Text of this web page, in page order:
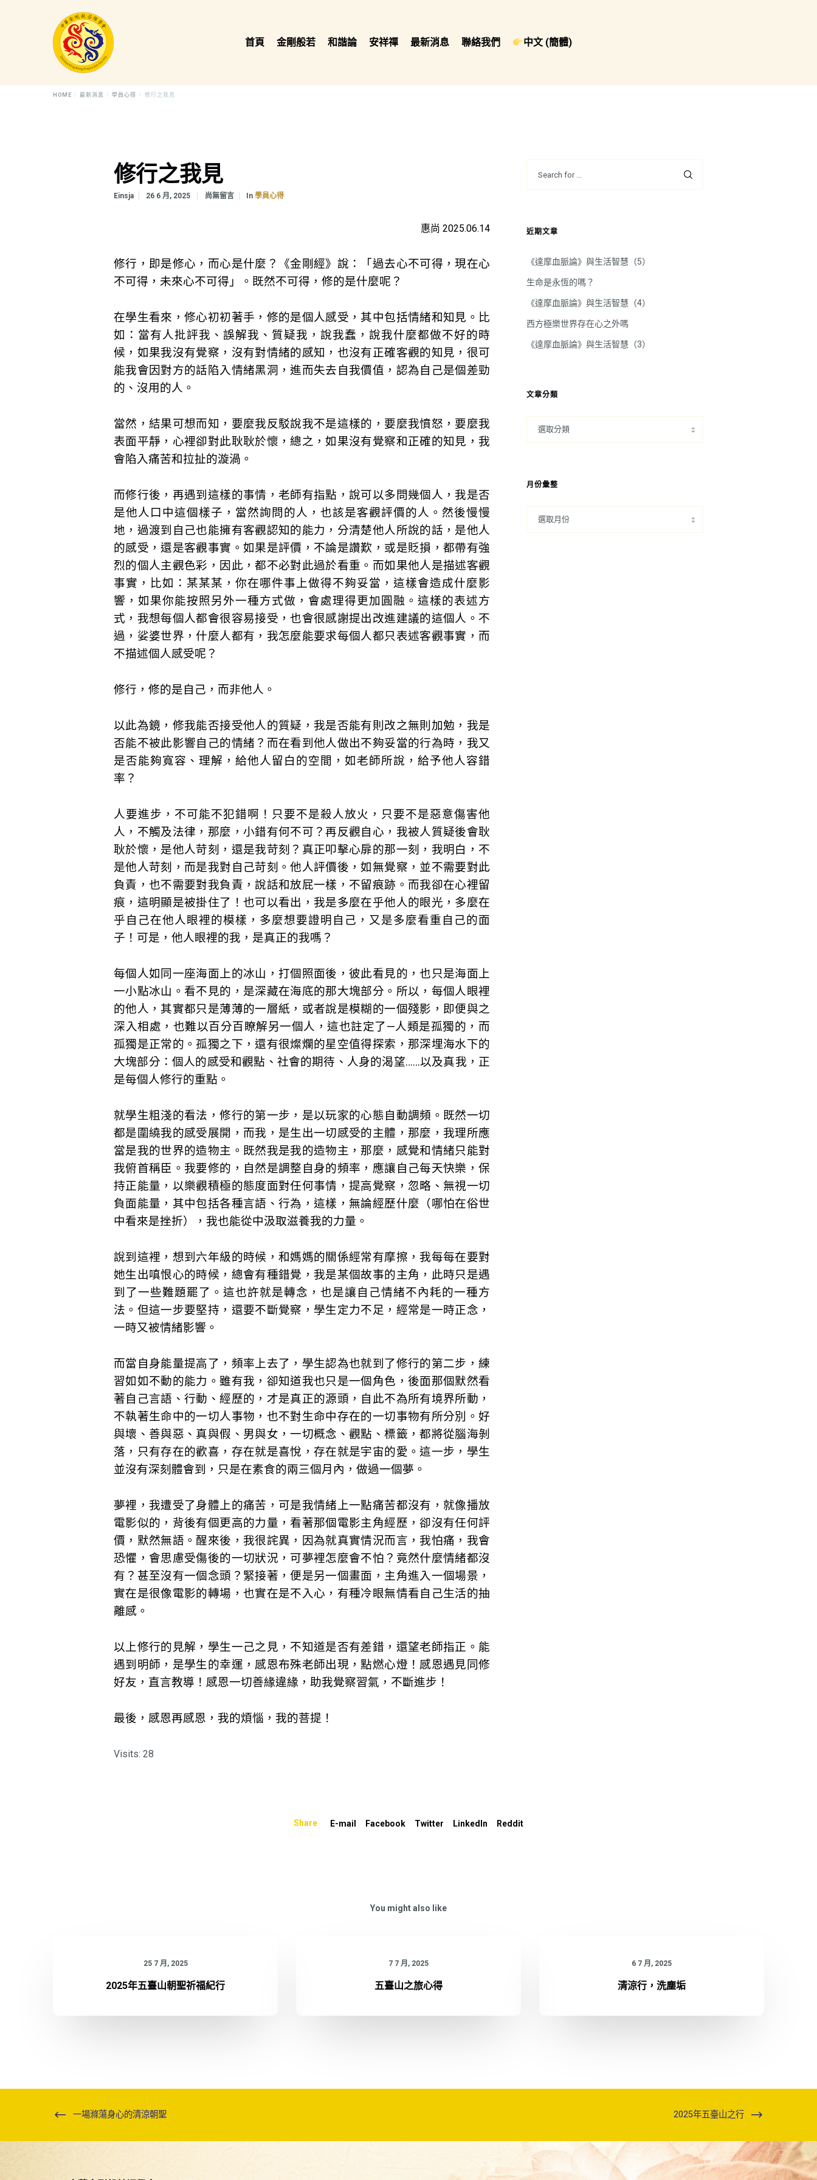
首頁 金剛般若 和諧論 安祥禪 最新消息 聯絡我們 中文 (簡體)
HOME 最新消息 學員心得 修行之我見
修行之我見
Einsja 26 6 月, 2025 尚無留言 In學員心得
惠尚 2025.06.14
修行，即是修心，而心是什麼？《金剛經》說：「過去心不可得，現在心
不可得，未來心不可得」。既然不可得，修的是什麼呢？
在學生看來，修心初初著手，修的是個人感受，其中包括情緒和知見。比
如：當有人批評我、誤解我、質疑我，說我蠢，說我什麼都做不好的時
候，如果我沒有覺察，沒有對情緒的感知，也沒有正確客觀的知見，很可
能我會因對方的話陷入情緒黑洞，進而失去自我價值，認為自己是個差勁
的、沒用的人。
當然，結果可想而知，要麼我反駁說我不是這樣的，要麼我憤怒，要麼我
表面平靜，心裡卻對此耿耿於懷，總之，如果沒有覺察和正確的知見，我
會陷入痛苦和拉扯的漩渦。
而修行後，再遇到這樣的事情，老師有指點，說可以多問幾個人，我是否
是他人口中這個樣子，當然詢問的人，也該是客觀評價的人。然後慢慢
地，過渡到自己也能擁有客觀認知的能力，分清楚他人所說的話，是他人
的感受，還是客觀事實。如果是評價，不論是讚歎，或是貶損，都帶有強
烈的個人主觀色彩，因此，都不必對此過於看重。而如果他人是描述客觀
事實，比如：某某某，你在哪件事上做得不夠妥當，這樣會造成什麼影
響，如果你能按照另外一種方式做，會處理得更加圓融。這樣的表述方
式，我想每個人都會很容易接受，也會很感謝提出改進建議的這個人。不
過，娑婆世界，什麼人都有，我怎麼能要求每個人都只表述客觀事實，而
不描述個人感受呢？
修行，修的是自己，而非他人。
以此為鏡，修我能否接受他人的質疑，我是否能有則改之無則加勉，我是
否能不被此影響自己的情緒？而在看到他人做出不夠妥當的行為時，我又
是否能夠寬容、理解，給他人留白的空間，如老師所說，給予他人容錯
率？
人要進步，不可能不犯錯啊！只要不是殺人放火，只要不是惡意傷害他
人，不觸及法律，那麼，小錯有何不可？再反觀自心，我被人質疑後會耿
耿於懷，是他人苛刻，還是我苛刻？真正叩擊心扉的那一刻，我明白，不
是他人苛刻，而是我對自己苛刻。他人評價後，如無覺察，並不需要對此
負責，也不需要對我負責，說話和放屁一樣，不留痕跡。而我卻在心裡留
痕，這明顯是被掛住了！也可以看出，我是多麼在乎他人的眼光，多麼在
乎自己在他人眼裡的模樣，多麼想要證明自己，又是多麼看重自己的面
子！可是，他人眼裡的我，是真正的我嗎？
每個人如同一座海面上的冰山，打個照面後，彼此看見的，也只是海面上
一小點冰山。看不見的，是深藏在海底的那大塊部分。所以，每個人眼裡
的他人，其實都只是薄薄的一層紙，或者說是模糊的一個殘影，即便與之
深入相處，也難以百分百瞭解另一個人，這也註定了—人類是孤獨的，而
孤獨是正常的。孤獨之下，還有很燦爛的星空值得探索，那深埋海水下的
大塊部分：個人的感受和觀點、社會的期待、人身的渴望……以及真我，正
是每個人修行的重點。
就學生粗淺的看法，修行的第一步，是以玩家的心態自動調頻。既然一切
都是圍繞我的感受展開，而我，是生出一切感受的主體，那麼，我理所應
當是我的世界的造物主。既然我是我的造物主，那麼，感覺和情緒只能對
我俯首稱臣。我要修的，自然是調整自身的頻率，應讓自己每天快樂，保
持正能量，以樂觀積極的態度面對任何事情，提高覺察，忽略、無視一切
負面能量，其中包括各種言語、行為，這樣，無論經歷什麼（哪怕在俗世
中看來是挫折），我也能從中汲取滋養我的力量。
說到這裡，想到六年級的時候，和媽媽的關係經常有摩擦，我每每在要對
她生出嗔恨心的時候，總會有種錯覺，我是某個故事的主角，此時只是遇
到了一些難題罷了。這也許就是轉念，也是讓自己情緒不內耗的一種方
法。但這一步要堅持，還要不斷覺察，學生定力不足，經常是一時正念，
一時又被情緒影響。
而當自身能量提高了，頻率上去了，學生認為也就到了修行的第二步，練
習如如不動的能力。雖有我，卻知道我也只是一個角色，後面那個默然看
著自己言語、行動、經歷的，才是真正的源頭，自此不為所有境界所動，
不執著生命中的一切人事物，也不對生命中存在的一切事物有所分別。好
與壞、善與惡、真與假、男與女，一切概念、觀點、標籤，都將從腦海剝
落，只有存在的歡喜，存在就是喜悅，存在就是宇宙的愛。這一步，學生
並沒有深刻體會到，只是在素食的兩三個月內，做過一個夢。
夢裡，我遭受了身體上的痛苦，可是我情緒上一點痛苦都沒有，就像播放
電影似的，背後有個更高的力量，看著那個電影主角經歷，卻沒有任何評
價，默然無語。醒來後，我很詫異，因為就真實情況而言，我怕痛，我會
恐懼，會思慮受傷後的一切狀況，可夢裡怎麼會不怕？竟然什麼情緒都沒
有？甚至沒有一個念頭？緊接著，便是另一個畫面，主角進入一個場景，
實在是很像電影的轉場，也實在是不入心，有種冷眼無情看自己生活的抽
離感。
以上修行的見解，學生一己之見，不知道是否有差錯，還望老師指正。能
遇到明師，是學生的幸運，感恩布殊老師出現，點燃心燈！感恩遇見同修
好友，直言教導！感恩一切善緣違緣，助我覺察習氣，不斷進步！
最後，感恩再感恩，我的煩惱，我的菩提！
Visits: 28
近期文章
《達摩血脈論》與生活智慧（5）
生命是永恆的嗎？
《達摩血脈論》與生活智慧（4）
西方極樂世界存在心之外嗎
《達摩血脈論》與生活智慧（3）
文章分類
月份彙整
Share E-mail Facebook Twitter LinkedIn Reddit
You might also like
25 7 月, 2025
2025年五臺山朝聖祈福紀行
7 7 月, 2025
五臺山之旅心得
6 7 月, 2025
清涼行，洗塵垢
一場滌蕩身心的清涼朝聖 2025年五臺山之行